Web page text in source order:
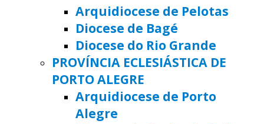
Arquidiocese de Pelotas
Diocese de Bagé
Diocese do Rio Grande
PROVÍNCIA ECLESIÁSTICA DE
PORTO ALEGRE
Arquidiocese de Porto
Alegre